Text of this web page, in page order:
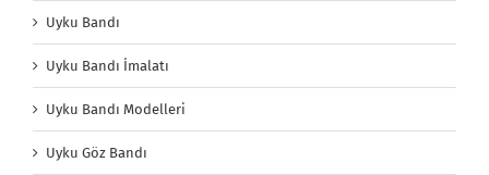
Uyku Bandı
Uyku Bandı İmalatı
Uyku Bandı Modelleri
Uyku Göz Bandı